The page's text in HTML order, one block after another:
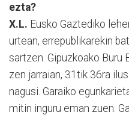
ezta?
X.L. Eusko Gaztediko
urtean, errepublikarekin
sartzen. Gipuzkoako Buru
zen jarraian, 31tik 36ra
nagusi. Garaiko
mitin inguru eman zuen.